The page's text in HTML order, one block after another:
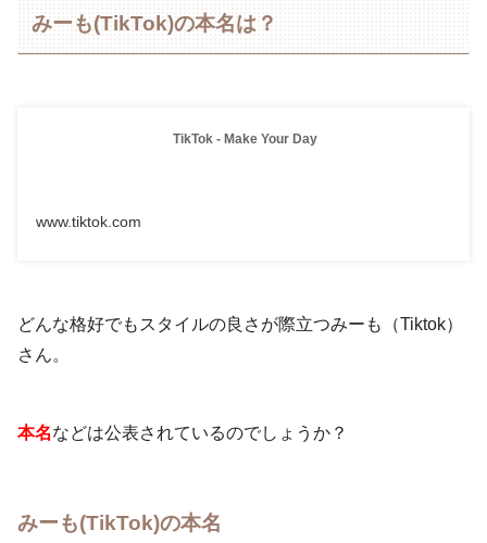
みーも(TikTok)の本名は？
TikTok - Make Your Day
www.tiktok.com
どんな格好でもスタイルの良さが際立つみーも（Tiktok）
さん。
本名などは公表されているのでしょうか？
みーも(TikTok)の本名